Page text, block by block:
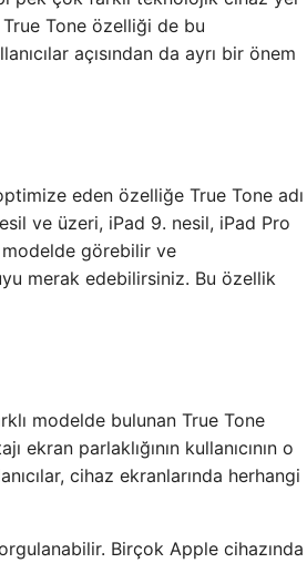
Tone özelliği de bu
açısından da ayrı bir önem
eden özelliğe True Tone adı
ve üzeri, iPad 9. nesil, iPad Pro
görebilir ve
merak edebilirsiniz. Bu özellik
modelde bulunan True Tone
parlaklığının kullanıcının o
cihaz ekranlarında herhangi
Birçok Apple cihazında